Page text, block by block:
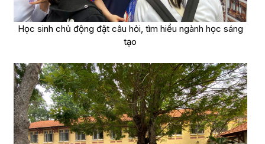
Học sinh chủ động đặt câu hỏi, tìm hiểu ngành học sáng
tạo